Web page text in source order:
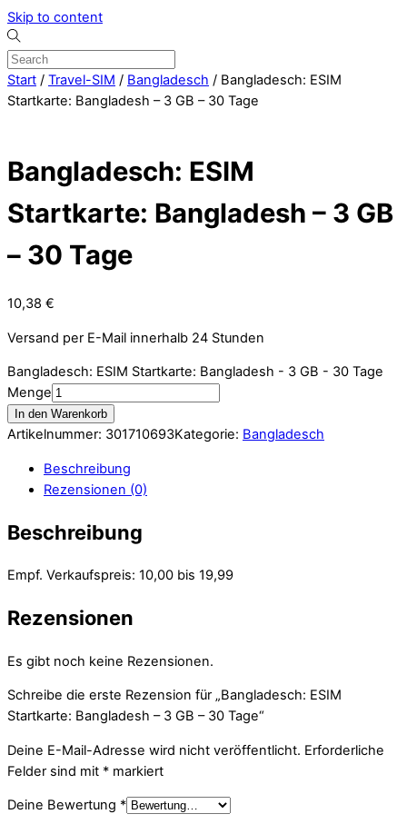
Skip to content
Start / Travel-SIM / Bangladesch / Bangladesch: ESIM
Startkarte: Bangladesh – 3 GB – 30 Tage
Bangladesch: ESIM
Startkarte: Bangladesh – 3 GB
– 30 Tage
10,38 €
Versand per E-Mail innerhalb 24 Stunden
Bangladesch: ESIM Startkarte: Bangladesh - 3 GB - 30 Tage
Menge
In den Warenkorb
Artikelnummer: 301710693Kategorie: Bangladesch
Beschreibung
Rezensionen (0)
Beschreibung
Empf. Verkaufspreis: 10,00 bis 19,99
Rezensionen
Es gibt noch keine Rezensionen.
Schreibe die erste Rezension für „Bangladesch: ESIM
Startkarte: Bangladesh – 3 GB – 30 Tage“
Deine E-Mail-Adresse wird nicht veröffentlicht. Erforderliche
Felder sind mit * markiert
Deine Bewertung *